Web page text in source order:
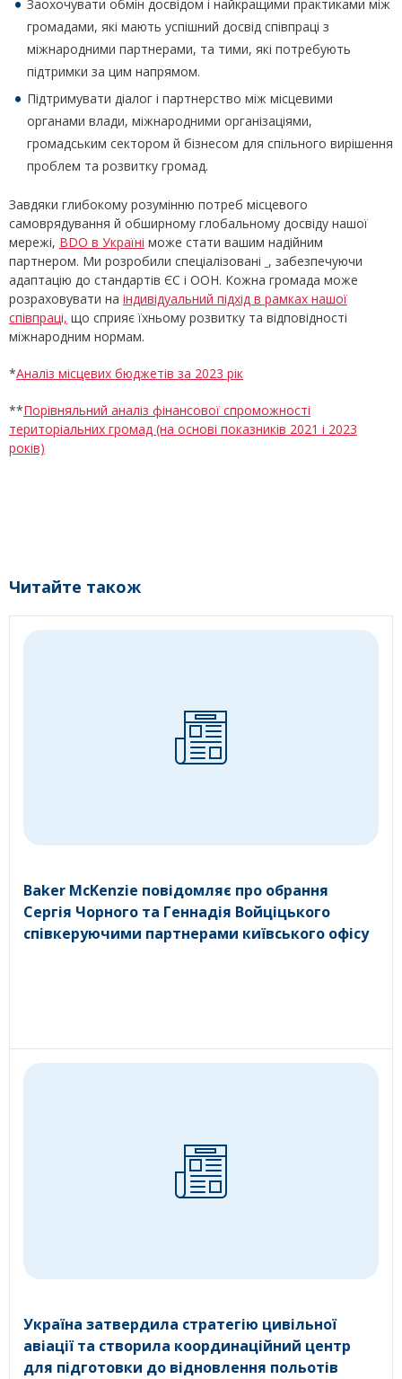
Заохочувати обмін досвідом і найкращими практиками між
громадами, які мають успішний досвід співпраці з
міжнародними партнерами, та тими, які потребують
підтримки за цим напрямом.
Підтримувати діалог і партнерство між місцевими
органами влади, міжнародними організаціями,
громадським сектором й бізнесом для спільного вирішення
проблем та розвитку громад.
Завдяки глибокому розумінню потреб місцевого
самоврядування й обширному глобальному досвіду нашої
мережі, BDO в Україні може стати вашим надійним
партнером. Ми розробили спеціалізовані , забезпечуючи
адаптацію до стандартів ЄС і ООН. Кожна громада може
розраховувати на індивідуальний підхід в рамках нашої
співпраці, що сприяє їхньому розвитку та відповідності
міжнародним нормам.
*Аналіз місцевих бюджетів за 2023 рік
**Порівняльний аналіз фінансової спроможності
територіальних громад (на основі показників 2021 і 2023
років)
Читайте також
Baker McKenzie повідомляє про обрання
Сергія Чорного та Геннадія Войціцького
співкеруючими партнерами київського офісу
Україна затвердила стратегію цивільної
авіації та створила координаційний центр
для підготовки до відновлення польотів